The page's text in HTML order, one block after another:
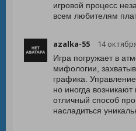
игровой процесс
всем любителям
azalka-55 14
Игра погружает в
мифологии,
графика.
но иногда
отличный способ
насладиться